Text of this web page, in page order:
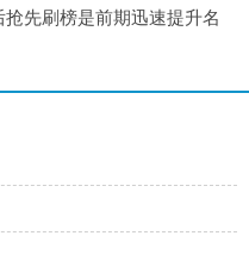
先刷榜是前期迅速提升名